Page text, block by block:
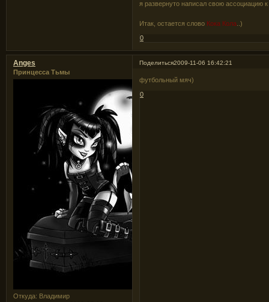
я развернуто написал свою ассоциацию
Итак, остается слово Кока Кола ..)
0
Поделиться2009-11-06 16:42:21
Anges
Принцесса Тьмы
Откуда: Владимир
футбольный мяч)
0